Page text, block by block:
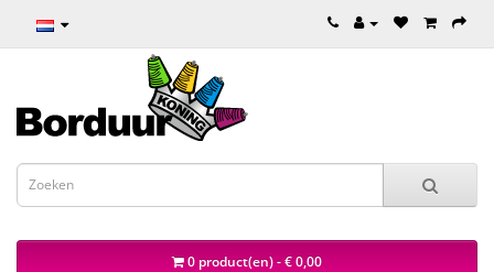
0 product(en) - € 0,00